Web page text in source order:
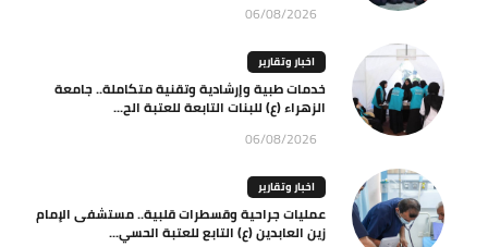
06/08/2026
اخبار وتقارير
خدمات طبية وإرشادية وتقنية متكاملة.. جامعة
الزهراء (ع) للبنات التابعة للعتبة الح...
06/08/2026
اخبار وتقارير
عمليات جراحية وقسطرات قلبية.. مستشفى الإمام
زين العابدين (ع) التابع للعتبة الحسي...